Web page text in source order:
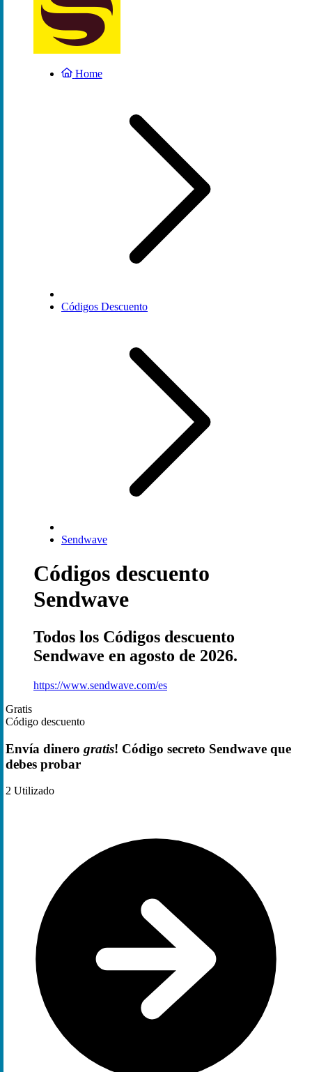
Home
Códigos Descuento
Sendwave
Códigos descuento
Sendwave
Todos los Códigos descuento
Sendwave en agosto de 2026.
https://www.sendwave.com/es
Gratis
Código descuento
Envía dinero gratis! Código secreto Sendwave que
debes probar
2 Utilizado